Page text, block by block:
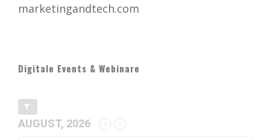
marketingandtech.com
Digitale Events & Webinare
AUGUST, 2026